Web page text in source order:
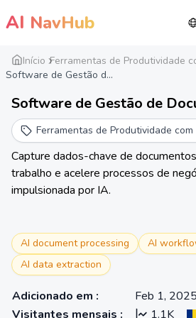
AI NavHub
Início Ferramentas de Produtividade
Software de Gestão d...
Software de Gestão de
Automação de Fluxo de
Ferramentas de Produtividade com
Capture dados-chave de
trabalho e acelere processos de
impulsionada por IA.
AI document processing
AI
AI data extraction
Adicionado em :
Feb 1, 2025
Visitantes mensais : 1.1K